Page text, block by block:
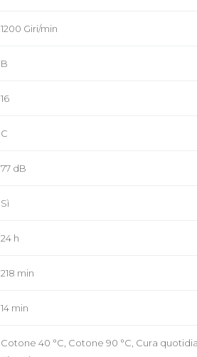
1200 Giri/min
B
16
C
77 dB
Sì
24 h
218 min
14 min
Cotone 40 °C, Cotone 90 °C, Cura